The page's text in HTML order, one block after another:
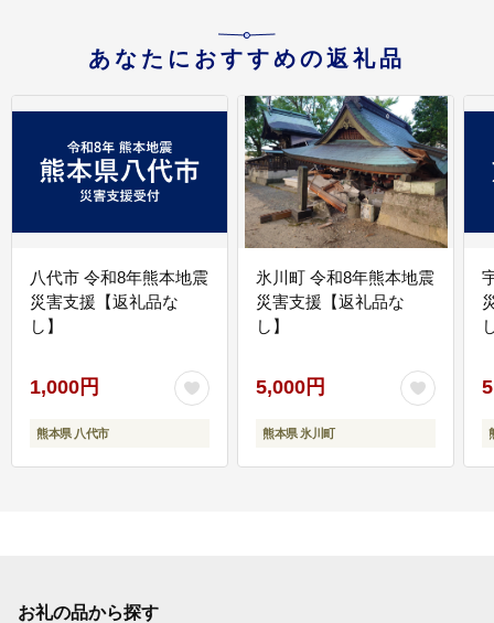
あなたにおすすめの返礼品
八代市 令和8年熊本地震
災害支援【返礼品な
し】
1,000円
熊本県 八代市
氷川町 令和8年熊本地震
災害支援【返礼品な
し】
5,000円
熊本県 氷川町
お礼の品から探す